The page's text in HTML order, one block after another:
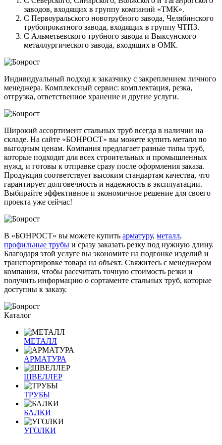
заводов, входящих в группу компаний «ТМК».
С Первоуральского новотрубного завода, Челябинского
трубопрокатного завода, входящих в группу ЧТПЗ.
С Альметьевского трубного завода и Выксунского
металлургического завода, входящих в ОМК.
Индивидуальный подход к заказчику с закреплением личного
менеджера. Комплексный сервис: комплектация, резка,
отгрузка, ответственное хранение и другие услуги.
Широкий ассортимент стальных труб всегда в наличии на
складе. На сайте «БОНРОСТ» вы можете купить металл по
выгодным ценам. Компания предлагает разные типы труб,
которые подходят для всех строительных и промышленных
нужд, и готовы к отправке сразу после оформления заказа.
Продукция соответствует высоким стандартам качества, что
гарантирует долговечность и надежность в эксплуатации.
Выбирайте эффективное и экономичное решение для своего
проекта уже сейчас!
В «БОНРОСТ» вы можете купить арматуру, металл,
профильные трубы и сразу заказать резку под нужную длину.
Благодаря этой услуге вы экономите на подгонке изделий и
транспортировке товара на объект. Свяжитесь с менеджером
компании, чтобы рассчитать точную стоимость резки и
получить информацию о сортаменте стальных труб, которые
доступны к заказу.
Каталог
МЕТАЛЛ
АРМАТУРА
ШВЕЛЛЕР
ТРУБЫ
БАЛКИ
УГОЛКИ